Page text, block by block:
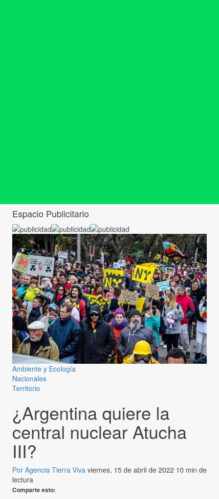
Espacio Publicitario
Ambiente y Ecología
Nacionales
Territorio
¿Argentina quiere la
central nuclear Atucha
III?
Por Agencia Tierra Viva viernes, 15 de abril de 2022 10 min de
lectura
Comparte esto: